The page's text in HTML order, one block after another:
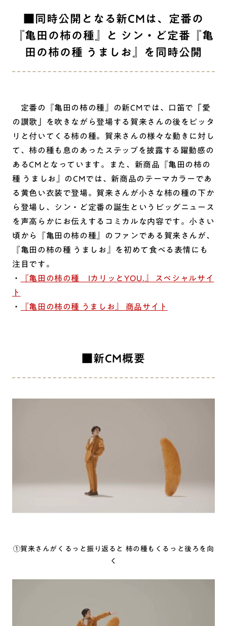
■同時公開となる新CMは、定番の
『亀田の柿の種』と シン・ど定番『亀
田の柿の種 うましお』を同時公開
定番の『亀田の柿の種』の新CMでは、口笛で「愛
の讃歌」を吹きながら登場する賀来さんの後をピッタ
リと付いてくる柿の種。賀来さんの様々な動きに対し
て、柿の種も息のあったステップを披露する躍動感の
あるCMとなっています。また、新商品『亀田の柿の
種 うましお』のCMでは、新商品のテーマカラーであ
る黄色い衣装で登場。賀来さんが小さな柿の種の下か
ら登場し、シン・ど定番の誕生というビッグニュース
を声高らかにお伝えするコミカルな内容です。小さい
頃から『亀田の柿の種』のファンである賀来さんが、
『亀田の柿の種 うましお』を初めて食べる表情にも
注目です。
・
『亀田の柿の種 IカリッとYOU.』 スペシャルサイ
ト
・
『亀田の柿の種 うましお』 商品サイト
■新CM概要
①賀来さんがくるっと振り返ると 柿の種もくるっと後ろを向
く